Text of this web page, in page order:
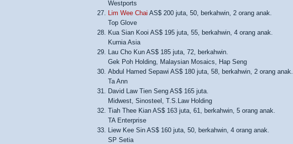
Westports
Lim Wee Chai AS$ 200 juta, 50, berkahwin, 2 orang anak.
Top Glove
Kua Sian Kooi AS$ 195 juta, 55, berkahwin, 4 orang anak.
Kurnia Asia
Lau Cho Kun AS$ 185 juta, 72, berkahwin.
Gek Poh Holding, Malaysian Mosaics, Hap Seng
Abdul Hamed Sepawi AS$ 180 juta, 58, berkahwin, 2 orang anak.
Ta Ann
David Law Tien Seng AS$ 165 juta.
Midwest, Sinosteel, T.S.Law Holding
Tiah Thee Kian AS$ 163 juta, 61, berkahwin, 5 orang anak.
TA Enterprise
Liew Kee Sin AS$ 160 juta, 50, berkahwin, 4 orang anak.
SP Setia